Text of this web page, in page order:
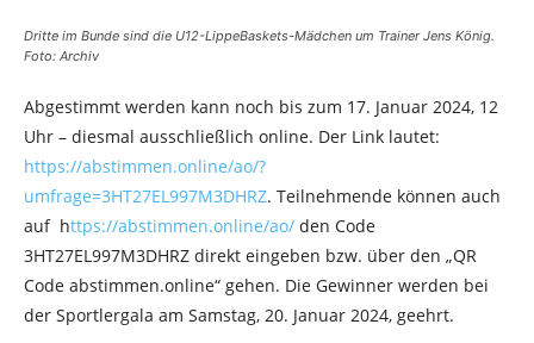
Dritte im Bunde sind die U12-LippeBaskets-Mädchen um Trainer Jens König.
Foto: Archiv
Abgestimmt werden kann noch bis zum 17. Januar 2024, 12
Uhr – diesmal ausschließlich online. Der Link lautet:
https://abstimmen.online/ao/?
umfrage=3HT27EL997M3DHRZ. Teilnehmende können auch
auf https://abstimmen.online/ao/ den Code
3HT27EL997M3DHRZ direkt eingeben bzw. über den „QR
Code abstimmen.online“ gehen. Die Gewinner werden bei
der Sportlergala am Samstag, 20. Januar 2024, geehrt.